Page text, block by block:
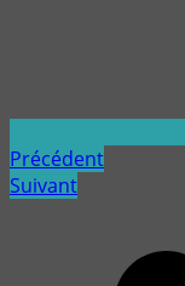
Précédent
Suivant